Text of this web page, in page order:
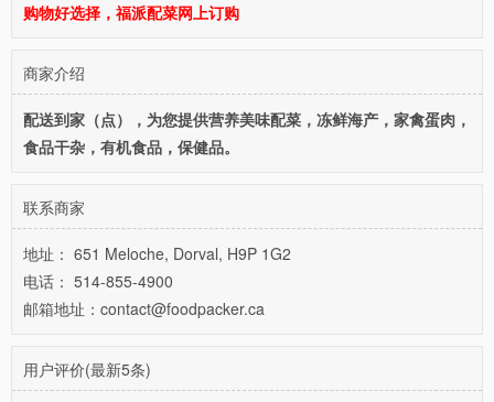
购物好选择，福派配菜网上订购
商家介绍
配送到家（点），为您提供营养美味配菜，冻鲜海产，家禽蛋肉，
食品干杂，有机食品，保健品。
联系商家
地址： 651 Meloche, Dorval, H9P 1G2
电话： 514-855-4900
邮箱地址：contact@foodpacker.ca
用户评价(最新5条)